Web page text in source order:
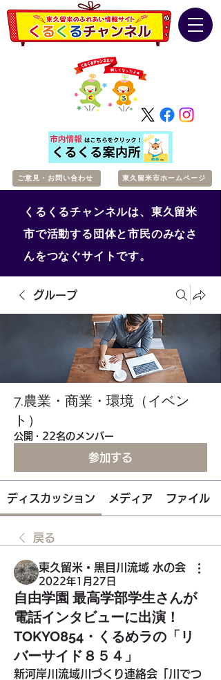
ご意見・お問い合わせ 東久留米市ホームページ
くるくるチャンネルは、東久留米
市で活動する団体と市民のみなさ
んをつなぐサイトです。
グループ
7.農業・商業・環境（イベン
ト）
公開 · 22名のメンバー
参加する
ディスカッション メディア ファイル
戻る
東久留米・黒目川流域 水の会
2022年1月27日
自由学園 最高学部学生さんが
電話インタビューに出演！
TOKYO854・くるめラの「リ
バーサイド８５４」
新河岸川流域川づくり連絡会「川でつ